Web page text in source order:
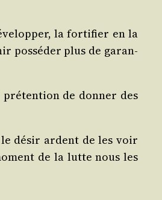
la for­ti­fier en la
pos­sé­der plus de garan­
pré­ten­tion de don­ner des
désir ardent de les voir
de la lutte nous les